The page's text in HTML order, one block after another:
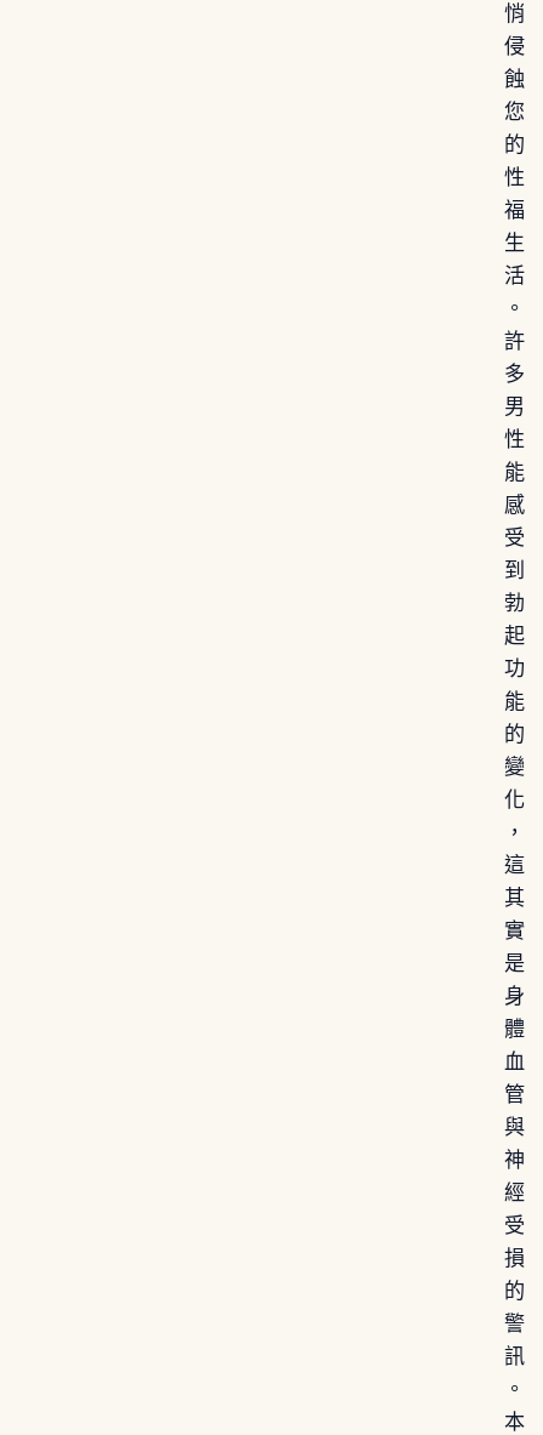
悄
侵
蝕
您
的
性
福
生
活
。
許
多
男
性
能
感
受
到
勃
起
功
能
的
變
化
，
這
其
實
是
身
體
血
管
與
神
經
受
損
的
警
訊
。
本